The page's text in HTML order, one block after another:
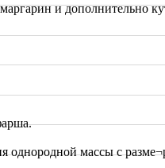
и дополнительно
однородной массы с